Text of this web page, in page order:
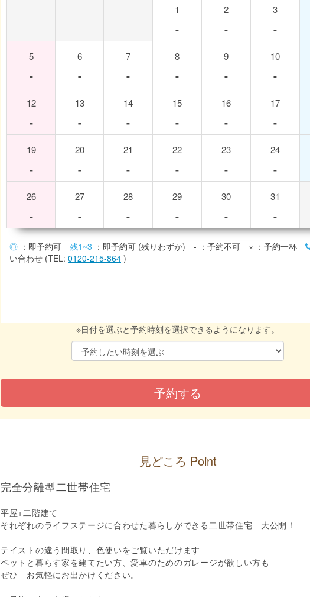
1
-
2
-
3
-
5
-
6
-
7
-
8
-
9
-
10
-
12
-
13
-
14
-
15
-
16
-
17
-
19
-
20
-
21
-
22
-
23
-
24
-
26
-
27
-
28
-
29
-
30
-
31
-
◎ ：即予約可 残1~3 ：即予約可 (残りわずか) - ：予約不可 × ：予約一杯
い合わせ (TEL: 0120-215-864 )
※日付を選ぶと予約時刻を選択できるようになります。
見どころ Point
完全分離型二世帯住宅
平屋+二階建て
それぞれのライフステージに合わせた暮らしができる二世帯住宅 大公開！
テイストの違う間取り、色使いをご覧いただけます
ペットと暮らす家を建てたい方、愛車のためのガレージが欲しい方も
ぜひ お気軽にお出かけください。